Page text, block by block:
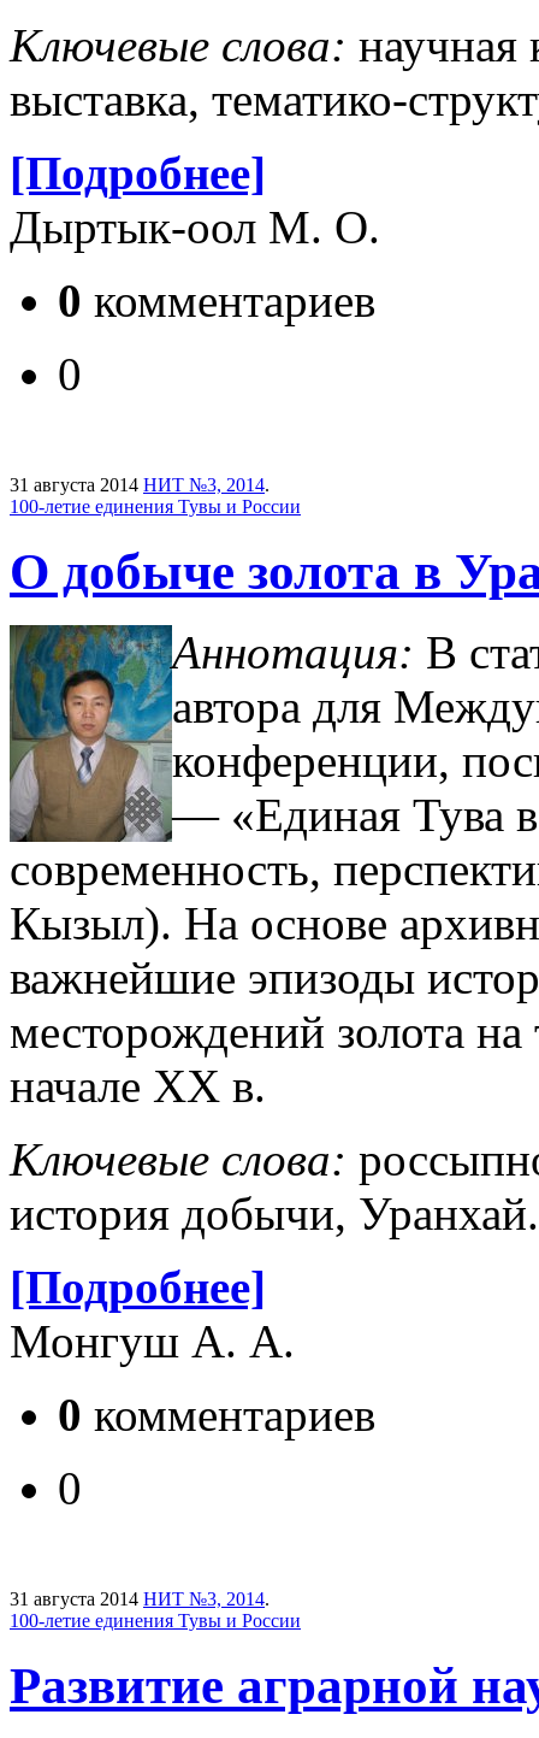
Ключевые слова:
выставка, тематико-
[Подробнее]
Дыртык-оол М. О.
0 комментариев
0
31 августа 2014 НИТ №3, 2014.
100-летие единения Тувы и России
О добыче золота в
Аннотация: В
автора для
конференции,
— «Единая Тува
современность,
Кызыл). На основе
важнейшие эпизоды
месторождений золота
начале XX в.
Ключевые слова:
история добычи, Уранхай.
[Подробнее]
Монгуш А. А.
0 комментариев
0
31 августа 2014 НИТ №3, 2014.
100-летие единения Тувы и России
Развитие аграрной